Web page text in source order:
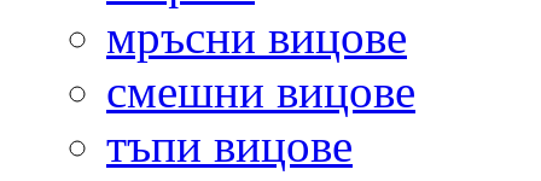
мръсни вицове
смешни вицове
тъпи вицове